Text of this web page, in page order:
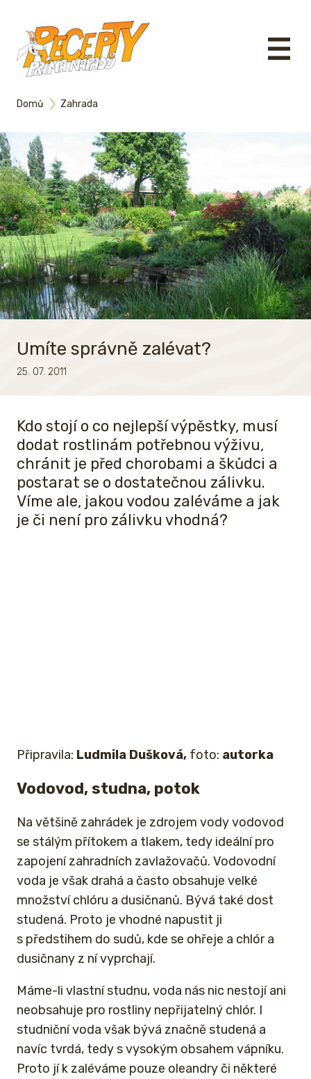
Domů Zahrada
Umíte správně zalévat?
25. 07. 2011
Kdo stojí o co nejlepší výpěstky, musí
dodat rostlinám potřebnou výživu,
chránit je před chorobami a škůdci a
postarat se o dostatečnou zálivku.
Víme ale, jakou vodou zaléváme a jak
je či není pro zálivku vhodná?
Připravila: Ludmila Dušková, foto: autorka
Vodovod, studna, potok
Na většině zahrádek je zdrojem vody vodovod
se stálým přítokem a tlakem, tedy ideální pro
zapojení zahradních zavlažovačů. Vodovodní
voda je však drahá a často obsahuje velké
množství chlóru a dusičnanů. Bývá také dost
studená. Proto je vhodné napustit ji
s předstihem do sudů, kde se ohřeje a chlór a
dusičnany z ní vyprchají.
Máme-li vlastní studnu, voda nás nic nestojí ani
neobsahuje pro rostliny nepřijatelný chlór. I
studniční voda však bývá značně studená a
navíc tvrdá, tedy s vysokým obsahem vápníku.
Proto jí k zaléváme pouze oleandry či některé